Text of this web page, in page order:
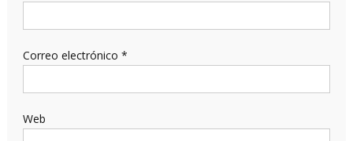
Correo electrónico *
Web